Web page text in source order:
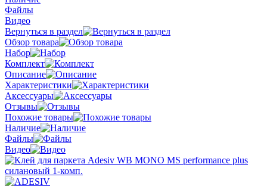
Файлы
Видео
Вернуться в раздел
Обзор товара
Набор
Комплект
Описание
Характеристики
Аксессуары
Отзывы
Похожие товары
Наличие
Файлы
Видео